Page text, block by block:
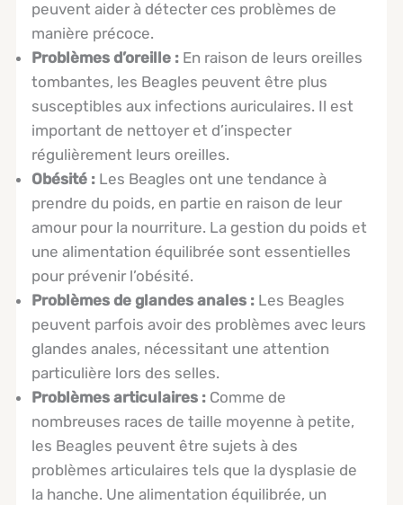
peuvent aider à détecter ces problèmes de
manière précoce.
Problèmes d’oreille : En raison de leurs oreilles
tombantes, les Beagles peuvent être plus
susceptibles aux infections auriculaires. Il est
important de nettoyer et d’inspecter
régulièrement leurs oreilles.
Obésité : Les Beagles ont une tendance à
prendre du poids, en partie en raison de leur
amour pour la nourriture. La gestion du poids et
une alimentation équilibrée sont essentielles
pour prévenir l’obésité.
Problèmes de glandes anales : Les Beagles
peuvent parfois avoir des problèmes avec leurs
glandes anales, nécessitant une attention
particulière lors des selles.
Problèmes articulaires : Comme de
nombreuses races de taille moyenne à petite,
les Beagles peuvent être sujets à des
problèmes articulaires tels que la dysplasie de
la hanche. Une alimentation équilibrée, un